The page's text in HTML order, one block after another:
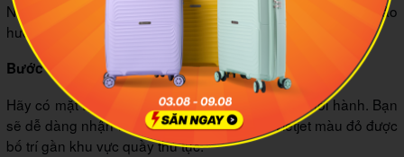
Nếu bạn chưa từng trải nghiệm hình thức này, hãy tham khảo
hướng dẫn chi tiết dưới đây:
Bước 1:
Đến sớm và tìm Kiosk Vietjet
Hãy có mặt tại sân bay ít nhất 2 tiếng trước giờ khởi hành. Bạn
sẽ dễ dàng nhận ra những Kiosk check in Vietjet màu đỏ được
bố trí gần khu vực quầy thủ tục.